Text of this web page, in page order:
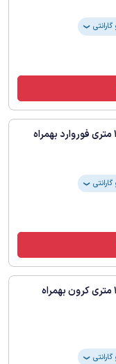
❯
موتور توبولار 14 متری فوروارد بهمراه
❯
موتور توبولار 14 متری کرون بهمراه
❯